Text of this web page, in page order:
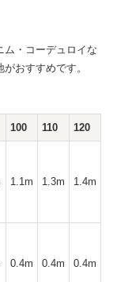
ム・コーデュロイな
おすすめです。
100 110 120
1.1m 1.3m 1.4m
0.4m 0.4m 0.4m